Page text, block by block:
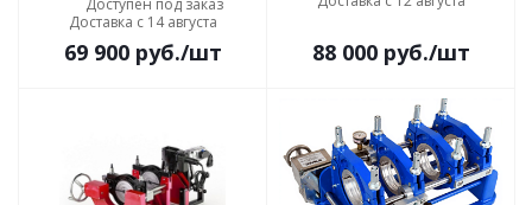
Доступен под заказ
Доставка с 14 августа
69 900руб./шт 88 000руб./шт